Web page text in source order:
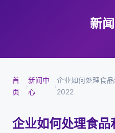
新
首
页
›
新闻中
心
›
企业如何处理食
2022
企业如何处理食品